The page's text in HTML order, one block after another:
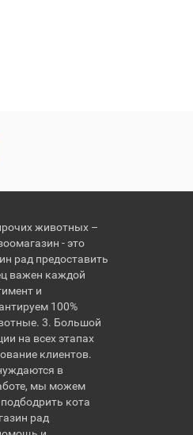
животных –
- это
рад предоставить
важен каждой
и
100%
3. Большой
на всех этапах
клиентов.
в
мы можем
кота
рад